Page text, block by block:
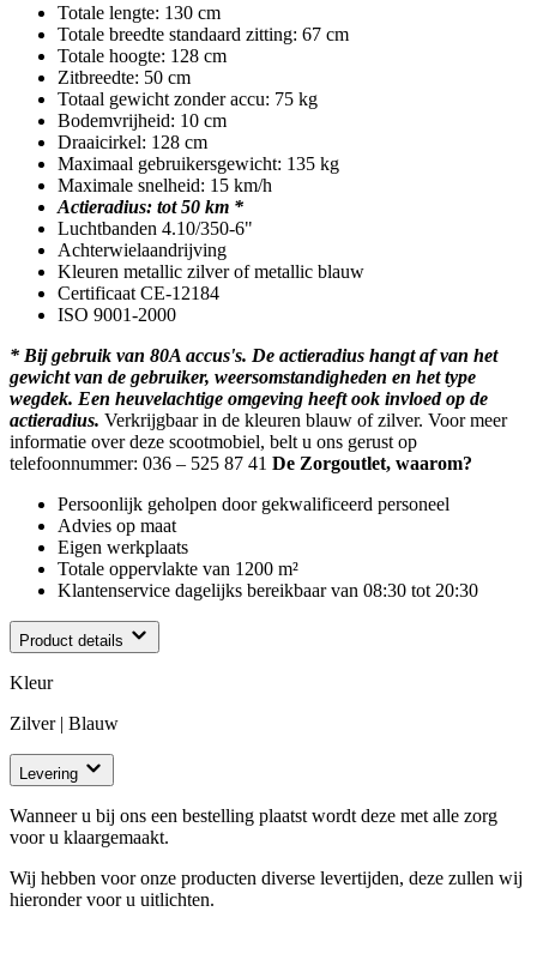
Totale lengte: 130 cm
Totale breedte standaard zitting: 67 cm
Totale hoogte: 128 cm
Zitbreedte: 50 cm
Totaal gewicht zonder accu: 75 kg
Bodemvrijheid: 10 cm
Draaicirkel: 128 cm
Maximaal gebruikersgewicht: 135 kg
Maximale snelheid: 15 km/h
Actieradius: tot 50 km *
Luchtbanden 4.10/350-6"
Achterwielaandrijving
Kleuren metallic zilver of metallic blauw
Certificaat CE-12184
ISO 9001-2000
* Bij gebruik van 80A accus's. De actieradius hangt af van het
gewicht van de gebruiker, weersomstandigheden en het type
wegdek. Een heuvelachtige omgeving heeft ook invloed op de
actieradius. Verkrijgbaar in de kleuren blauw of zilver. Voor meer
informatie over deze scootmobiel, belt u ons gerust op
telefoonnummer: 036 – 525 87 41 De Zorgoutlet, waarom?
Persoonlijk geholpen door gekwalificeerd personeel
Advies op maat
Eigen werkplaats
Totale oppervlakte van 1200 m²
Klantenservice dagelijks bereikbaar van 08:30 tot 20:30
Product details
Kleur
Zilver | Blauw
Levering
Wanneer u bij ons een bestelling plaatst wordt deze met alle zorg
voor u klaargemaakt.
Wij hebben voor onze producten diverse levertijden, deze zullen wij
hieronder voor u uitlichten.